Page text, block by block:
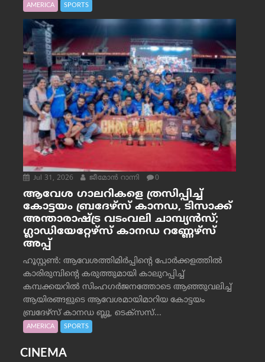
AMERICA SPORTS
Jul 31, 2026 ജീമോന്‍ റാന്നി 0
ആവേശ ഗാലറികളെ ത്രസിപ്പിച്ച്
കോട്ടയം ബ്രദേഴ്‌സ് കാനഡ, ടിസാക്ക്
അന്താരാഷ്ട്ര വടംവലി ചാമ്പ്യന്‍സ്;
ഗ്ലാഡിയേറ്റേഴ്‌സ് കാനഡ റണ്ണേഴ്‌സ്
അപ്പ്
ഹൂസ്റ്റണ്‍: ആവേശത്തിമിര്‍പ്പിന്റെ പോര്‍ക്കളത്തില്‍
കാരിരുമ്പിന്റെ കരുത്തുമായി കാലുറപ്പിച്ച്
കമ്പക്കയറില്‍ സിംഹഗര്‍ജനത്തോടെ ആഞ്ഞുവലിച്ച്
ആയിരങ്ങളുടെ ആവേശമായിമാറിയ കോട്ടയം
ബ്രദേഴ്‌സ് കാനഡ ബ്ലൂ, ടെക്‌സസ്...
AMERICA SPORTS
CINEMA